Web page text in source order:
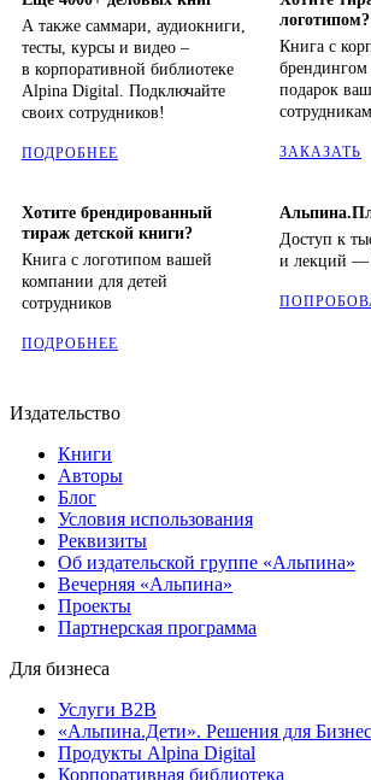
А также саммари, аудиокниги,
тесты, курсы и видео –
в корпоративной библиотеке
Alpina Digital. Подключайте
своих сотрудников!
ПОДРОБНЕЕ
логотипом?
Книга с
подарок
ЗАКАЗАТЬ
Хотите брендированный
тираж детской книги?
Книга с логотипом вашей
компании для детей
сотрудников
ПОДРОБНЕЕ
Доступ к
и лекций —
Издательство
Книги
Авторы
Блог
Условия использования
Реквизиты
Об издательской группе «Альпина»
Вечерняя «Альпина»
Проекты
Партнерская программа
Для бизнеса
Услуги B2B
«Альпина.Дети». Решения для
Продукты Alpina Digital
Корпоративная библиотека